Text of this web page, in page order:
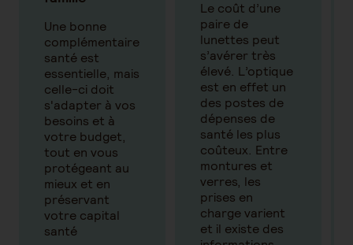
Une bonne
complémentaire
santé est
essentielle, mais
celle-ci doit
s'adapter à vos
besoins et à
votre budget,
tout en vous
protégeant au
mieux et en
préservant
votre capital
santé
Le coût d’une
paire de
lunettes peut
s’avérer très
élevé. L’optique
est en effet un
des postes de
dépenses de
santé les plus
coûteux. Entre
montures et
verres, les
prises en
charge varient
et il existe des